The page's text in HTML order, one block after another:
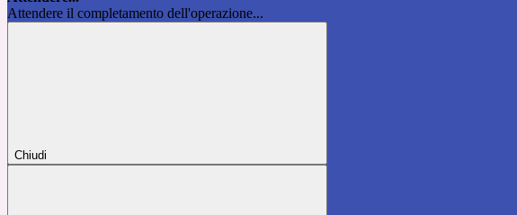
Attendere il completamento dell'operazione...
Chiudi